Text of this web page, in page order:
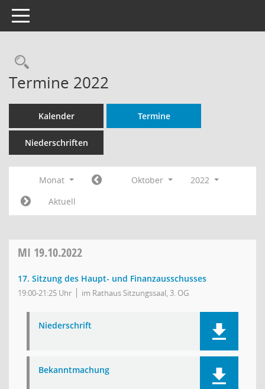
Toggle navigation
Rechercheauswahl
Termine 2022
Kalender Termine
Niederschriften
Monat Oktober
2022
Aktuell
MI 19.10.2022
17. Sitzung des Haupt- und Finanzausschusses
19:00-21:25 Uhr im Rathaus Sitzungssaal, 3. OG
Niederschrift
Bekanntmachung